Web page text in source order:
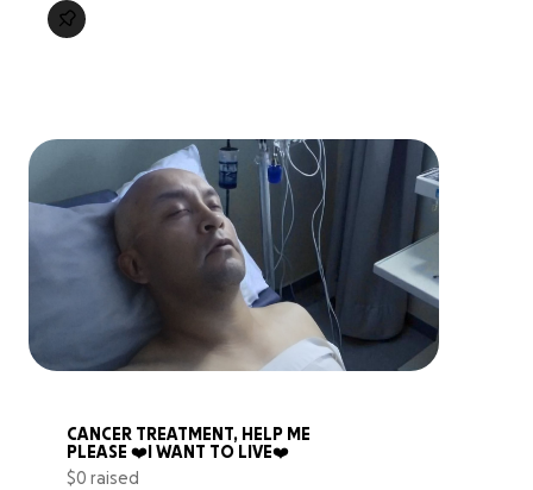
CÁNCER TREATMENT, HELP ME
PLEASE ❤️I WANT TO LIVE❤️
$0 raised